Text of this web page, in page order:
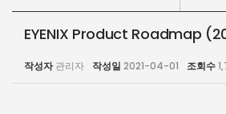
EYENIX Product Roadmap
작성자 관리자 작성일 2021-04-01 조회수